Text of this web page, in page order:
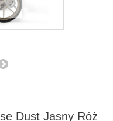
Dust Jasny Róż